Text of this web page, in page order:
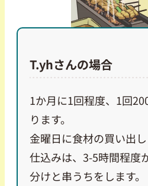
T.yhさんの場合
1か月に1回程度、1回
ります。
金曜日に食材の買い出し
仕込みは、3-5時間程度
分けと串うちをします。